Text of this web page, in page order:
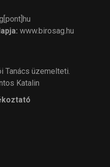
www.birosag.hu
Tanács üzemelteti.
Katalin